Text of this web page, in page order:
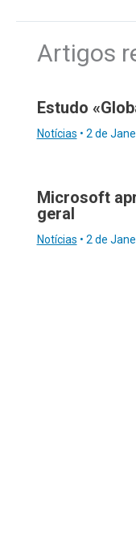
Artigos
Estudo
Notícias • 2 de
Microsoft
geral
Notícias • 2 de